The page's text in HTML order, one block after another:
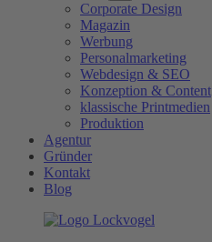
Corporate Design
Magazin
Werbung
Personalmarketing
Webdesign & SEO
Konzeption & Content
klassische Printmedien
Produktion
Agentur
Gründer
Kontakt
Blog